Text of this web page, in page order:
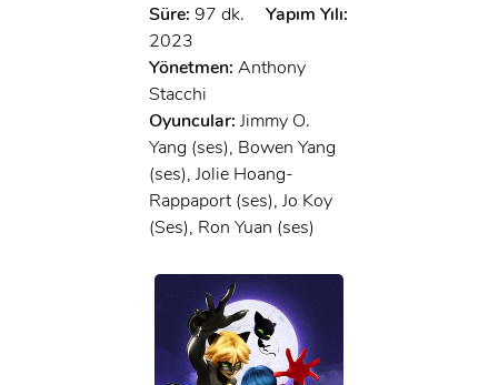
Süre: 97 dk.
Yapım Yılı:
2023
Yönetmen: Anthony
Stacchi
Oyuncular: Jimmy O.
Yang (ses), Bowen Yang
(ses), Jolie Hoang-
Rappaport (ses), Jo Koy
(Ses), Ron Yuan (ses)